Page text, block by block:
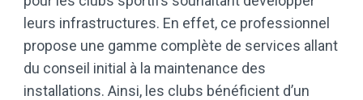
leurs infrastructures. En effet, ce professionnel
propose une gamme complète de services allant
du conseil initial à la maintenance des
installations. Ainsi, les clubs bénéficient d’un